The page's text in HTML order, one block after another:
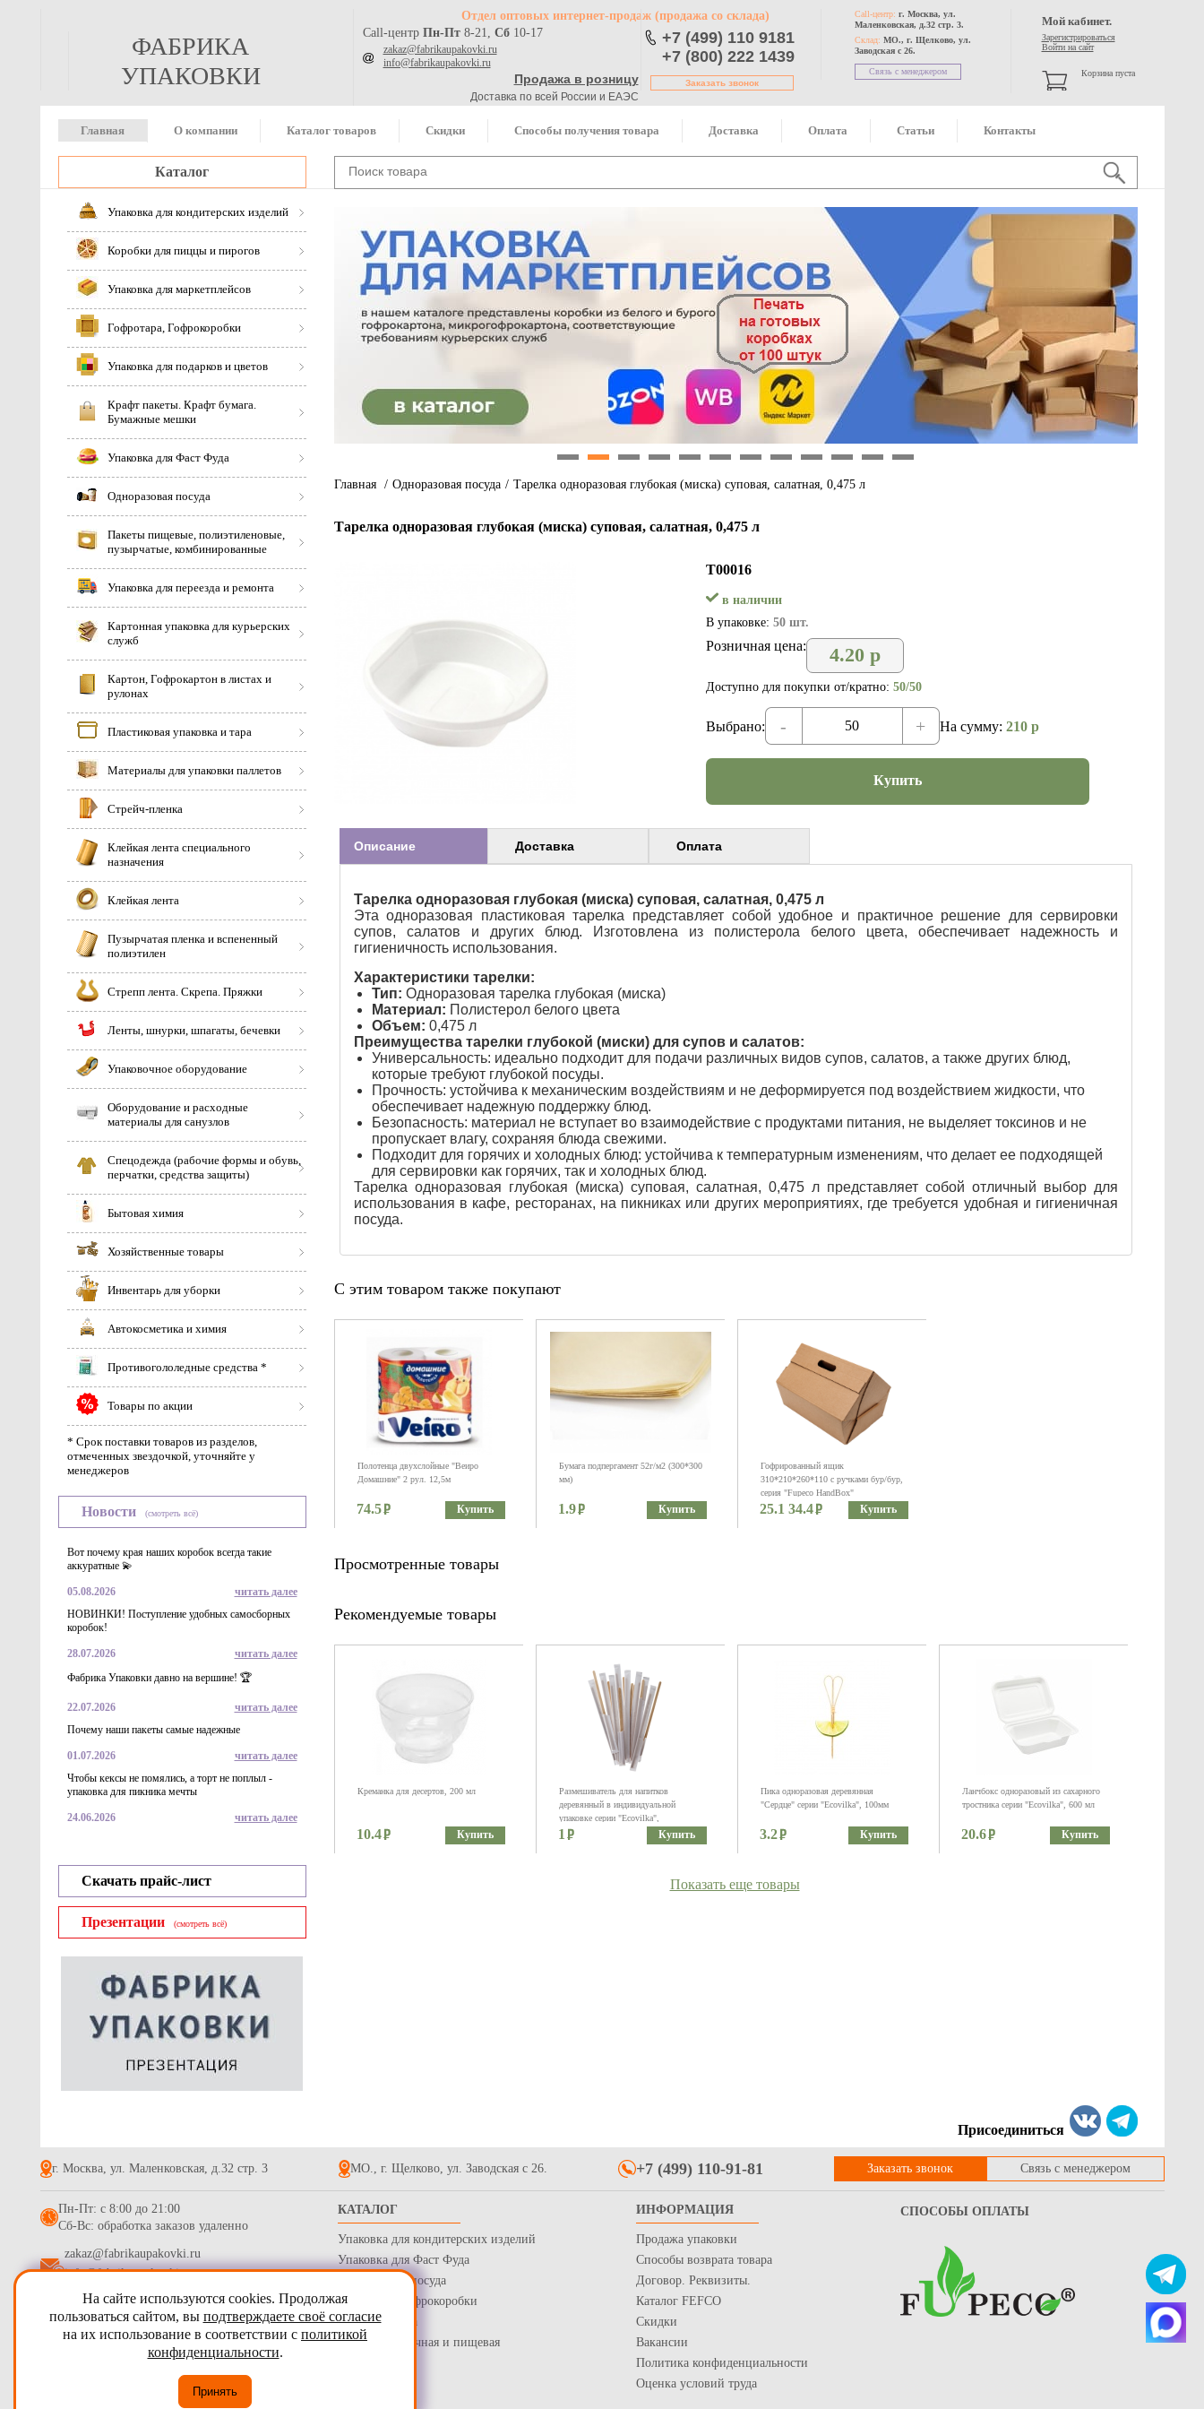
ФАБРИКА
УПАКОВКИ
Отдел оптовых интернет-продаж(продажа со склада)
Call-центр Пн-Пт8-21, Сб10-17
zakaz@fabrikaupakovki.ru
info@fabrikaupakovki.ru
Продажа в розницу
Доставка по всей России и ЕАЭС
+7 (499) 110 9181
+7 (800) 222 1439
Заказать звонок
Call-центр: г. Москва, ул.
Маленковская, д.32 стр. 3.
Склад: МО., г. Щелково, ул.
Заводская с 26.
Связь с менеджером
Мой кабинет.
Зарегистрироваться
Войти на сайт
Корзина пуста
Главная О компании Каталог товаров Скидки Способы получения товара Доставка Оплата Статьи Контакты
Каталог
Упаковка для кондитерских изделий
Коробки для пиццы и пирогов
Упаковка для маркетплейсов
Гофротара, Гофрокоробки
Упаковка для подарков и цветов
Крафт пакеты. Крафт бумага.
Бумажные мешки
Упаковка для Фаст Фуда
Одноразовая посуда
Пакеты пищевые, полиэтиленовые,
пузырчатые, комбинированные
Упаковка для переезда и ремонта
Картонная упаковка для курьерских
служб
Картон, Гофрокартон в листах и
рулонах
Пластиковая упаковка и тара
Материалы для упаковки паллетов
Стрейч-пленка
Клейкая лента специального
назначения
Клейкая лента
Пузырчатая пленка и вспененный
полиэтилен
Стрепп лента. Скрепа. Пряжки
Ленты, шнурки, шпагаты, бечевки
Упаковочное оборудование
Оборудование и расходные
материалы для санузлов
Спецодежда (рабочие формы и обувь,
перчатки, средства защиты)
Бытовая химия
Хозяйственные товары
Инвентарь для уборки
Автокосметика и химия
Противогололедные средства *
Товары по акции
* Срок поставки товаров из разделов,
отмеченных звездочкой, уточняйте у
менеджеров
Новости (смотреть всё)
Вот почему края наших коробок всегда такие
аккуратные 💫
05.08.2026
читать далее
НОВИНКИ! Поступление удобных самосборных
коробок!
28.07.2026
читать далее
Фабрика Упаковки давно на вершине! 🏆
22.07.2026
читать далее
Почему наши пакеты самые надежные
01.07.2026
читать далее
Чтобы кексы не помялись, а торт не поплыл -
упаковка для пикника мечты
24.06.2026 читать далее
Скачать прайс-лист
Презентации (смотреть всё)
Главная / Одноразовая посуда / Тарелка одноразовая глубокая (миска) суповая, салатная, 0,475 л
Тарелка одноразовая глубокая (миска) суповая, салатная, 0,475 л
Т00016
в наличии
В упаковке: 50 шт.
Розничная цена: 4.20 р
Доступно для покупки от/кратно: 50/50
Выбрано: - + На сумму: 210 р
Купить
Описание Доставка Оплата
Тарелка одноразовая глубокая (миска) суповая, салатная, 0,475 л
Эта одноразовая пластиковая тарелка представляет собой удобное и практичное решение для сервировки
супов, салатов и других блюд. Изготовлена из полистерола белого цвета, обеспечивает надежность и
гигиеничность использования.
Характеристики тарелки:
Тип: Одноразовая тарелка глубокая (миска)
Материал: Полистерол белого цвета
Объем: 0,475 л
Преимущества тарелки глубокой (миски) для супов и салатов:
Универсальность: идеально подходит для подачи различных видов супов, салатов, а также других блюд,
которые требуют глубокой посуды.
Прочность: устойчива к механическим воздействиям и не деформируется под воздействием жидкости, что
обеспечивает надежную поддержку блюд.
Безопасность: материал не вступает во взаимодействие с продуктами питания, не выделяет токсинов и не
пропускает влагу, сохраняя блюда свежими.
Подходит для горячих и холодных блюд: устойчива к температурным изменениям, что делает ее подходящей
для сервировки как горячих, так и холодных блюд.
Тарелка одноразовая глубокая (миска) суповая, салатная, 0,475 л представляет собой отличный выбор для
использования в кафе, ресторанах, на пикниках или других мероприятиях, где требуется удобная и гигиеничная
посуда.
С этим товаром также покупают
Полотенца двухслойные "Веиро
Домашние" 2 рул. 12,5м
74.5 Купить
Бумага подпергамент 52г/м2 (300*300
мм)
1.9 Купить
Гофрированный ящик
310*210*260*110 с ручками бур/бур,
серия "Fupeco HandBox"
25.1 34.4 Купить
Просмотренные товары
Рекомендуемые товары
Креманка для десертов, 200 мл
10.4 Купить
Размешиватель для напитков
деревянный в индивидуальной
упаковке серии "Ecovilka",
140*6*1,8мм
1 Купить
Пика одноразовая деревянная
"Сердце" серии "Ecovilka", 100мм
3.2 Купить
Ланчбокс одноразовый из сахарного
тростника серии "Ecovilka", 600 мл
20.6 Купить
Крышка бумажная для стакана, 80мм
Показать еще товары
Присоединиться
г. Москва, ул. Маленковская, д.32 стр. 3 МО., г. Щелково, ул. Заводская с 26. +7 (499) 110-91-81 Заказать звонок Связь с менеджером
Пн-Пт: с 8:00 до 21:00
Сб-Вс: обработка заказов удаленно
zakaz@fabrikaupakovki.ru
info@fabrikaupakovki.ru
2009 - 2026ПТП Фабрика Упаковки
Карта сайта
Согласие на обработку персональных данных
КАТАЛОГ
Упаковка для кондитерских изделий
Упаковка для Фаст Фуда
Одноразовая посуда
Гофротара, Гофрокоробки
Стрейч пленка
Бумага оберточная и пищевая
ИНФОРМАЦИЯ
Продажа упаковки
Способы возврата товара
Договор. Реквизиты.
Каталог FEFCO
Скидки
Вакансии
Политика конфиденциальности
Оценка условий труда
СПОСОБЫ ОПЛАТЫ
На сайте используются cookies. Продолжая
пользоваться сайтом, вы подтверждаете своё согласие
на их использование в соответствии с политикой
конфиденциальности.
Принять